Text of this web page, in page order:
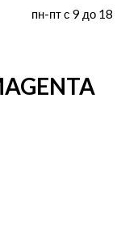
пн-пт с 9 до 18